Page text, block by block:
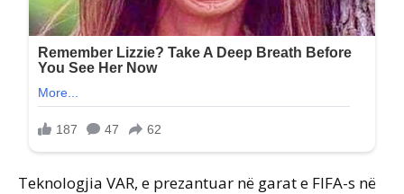
Teknologjia VAR, e prezantuar në garat e FIFA-s në